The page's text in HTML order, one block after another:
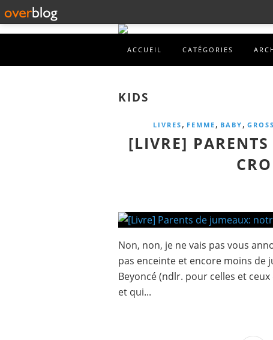
ACCUEIL CATÉGORIES
KIDS
LIVRES, FEMME, BABY,
[LIVRE]
Non, non, je ne vais pas vous
pas enceinte et encore moins de
Beyoncé (ndlr. pour celles et
et qui...